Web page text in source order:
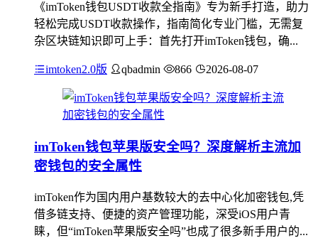
《imToken钱包USDT收款全指南》专为新手打造，助力
轻松完成USDT收款操作，指南简化专业门槛，无需复
杂区块链知识即可上手：首先打开imToken钱包，确...
imtoken2.0版 qbadmin 866 2026-08-07
imToken钱包苹果版安全吗？深度解析主流加
密钱包的安全属性
imToken作为国内用户基数较大的去中心化加密钱包,凭
借多链支持、便捷的资产管理功能，深受iOS用户青
睐，但“imToken苹果版安全吗”也成了很多新手用户的...